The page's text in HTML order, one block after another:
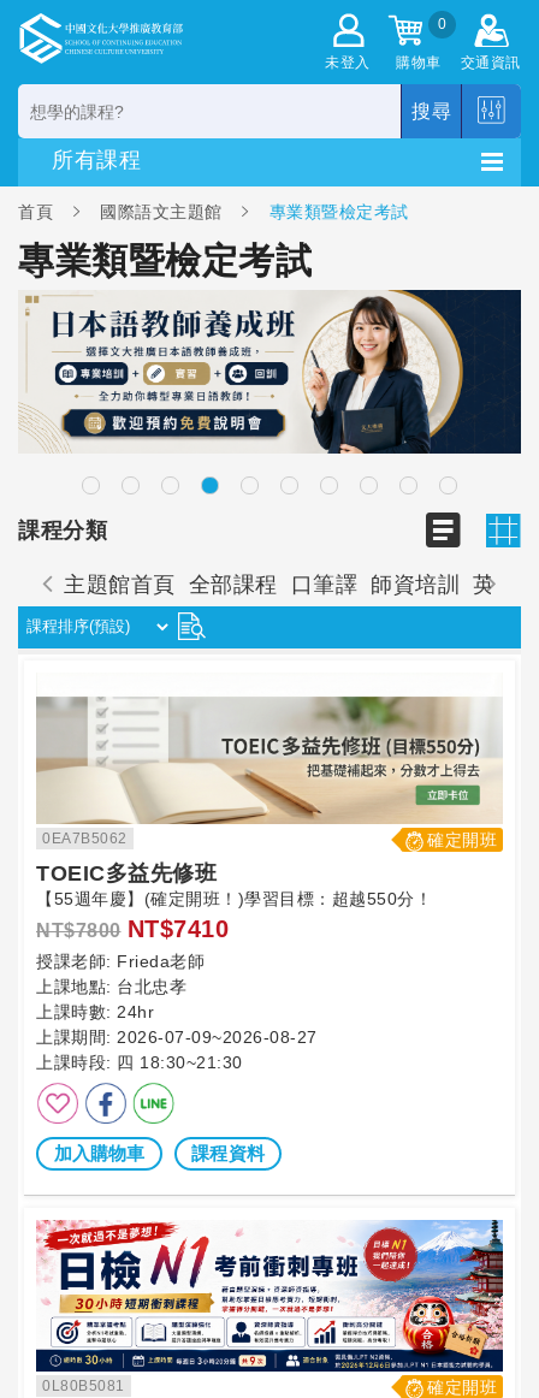
未登入
0
購物車 交通資訊
搜尋
首頁 國際語文主題館 專業類暨檢定考試
專業類暨檢定考試
課程分類
主題館首頁 全部課程 口筆譯 師資培訓 英語
0EA7B5062 確定開班
TOEIC多益先修班
【55週年慶】(確定開班！)學習目標：超越550分！
NT$7800 NT$7410
授課老師: Frieda老師
上課地點: 台北忠孝
上課時數: 24hr
上課期間: 2026-07-09~2026-08-27
上課時段: 四 18:30~21:30
加入購物車 課程資料
0L80B5081 確定開班